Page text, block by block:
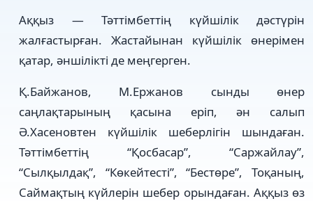
Аққыз — Тәттімбеттің күйшілік дәстүрін
жалғастырған. Жастайынан күйшілік өнерімен
қатар, әншілікті де меңгерген.
Қ.Байжанов, М.Ержанов сынды өнер
саңлақтарының қасына еріп, ән салып
Ә.Хасеновтен күйшілік шеберлігін шындаған.
Тәттімбеттің “Қосбасар”, “Саржайлау”,
“Сылқылдақ”, “Көкейтесті”, “Бестөре”, Тоқаның,
Саймақтың күйлерін шебер орындаған. Аққыз өз